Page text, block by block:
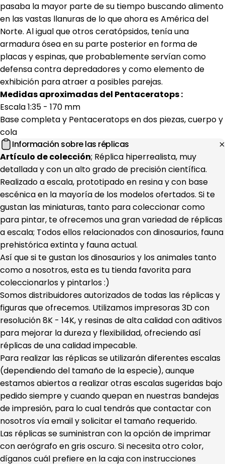
pasaba la mayor parte de su tiempo buscando alimento
en las vastas llanuras de lo que ahora es América del
Norte. Al igual que otros ceratópsidos, tenía una
armadura ósea en su parte posterior en forma de
placas y espinas, que probablemente servían como
defensa contra depredadores y como elemento de
exhibición para atraer a posibles parejas.
Medidas aproximadas del Pentaceratops :
Escala 1:35 - 170 mm
Base completa y Pentaceratops en dos piezas, cuerpo y
cola
Información sobre las réplicas
Artículo de colección; Réplica hiperrealista, muy
detallada y con un alto grado de precisión científica.
Realizado a escala, prototipado en resina y con base
escénica en la mayoría de los modelos ofertados. Si te
gustan las miniaturas, tanto para coleccionar como
para pintar, te ofrecemos una gran variedad de réplicas
a escala; Todos ellos relacionados con dinosaurios, fauna
prehistórica extinta y fauna actual.
Así que si te gustan los dinosaurios y los animales tanto
como a nosotros, esta es tu tienda favorita para
coleccionarlos y pintarlos :)
Somos distribuidores autorizados de todas las réplicas y
figuras que ofrecemos. Utilizamos impresoras 3D con
resolución 8K - 14K, y resinas de alta calidad con aditivos
para mejorar la dureza y flexibilidad, ofreciendo así
réplicas de una calidad impecable.
Para realizar las réplicas se utilizarán diferentes escalas
(dependiendo del tamaño de la especie), aunque
estamos abiertos a realizar otras escalas sugeridas bajo
pedido siempre y cuando quepan en nuestras bandejas
de impresión, para lo cual tendrás que contactar con
nosotros vía email y solicitar el tamaño requerido.
Las réplicas se suministran con la opción de imprimar
con aerógrafo en gris oscuro. Si necesita otro color,
díganos cuál prefiere en la caja con instrucciones